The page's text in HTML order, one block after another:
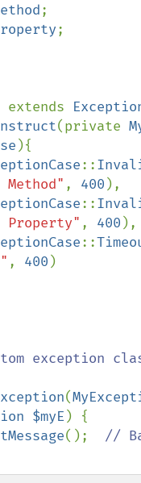
;
;
extends
(private
){
::
, 400 ),
::
, 400 ),
::
, 400 )
(
$myE ) {
();